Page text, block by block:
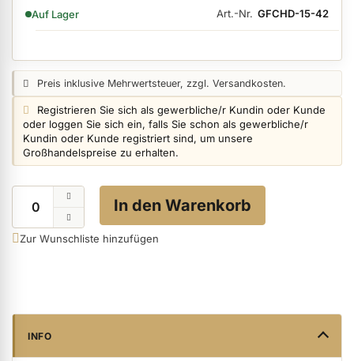
Hygiene anzeigen
Skintrix anzeigen
Hand- & Körperpflege anzeigen
VERFÜGBARKEIT:
Auf Lager Art.-Nr. GFCHD-15-42
Preisangabe:
Preis inklusive Mehrwertsteuer, zzgl. Versandkosten.
Login info:
Registrieren Sie sich als gewerbliche/r Kundin oder Kunde
oder loggen Sie sich ein, falls Sie schon als gewerbliche/r
Kundin oder Kunde registriert sind, um unsere
Großhandelspreise zu erhalten.
In den Warenkorb
Zur Wunschliste hinzufügen
INFO